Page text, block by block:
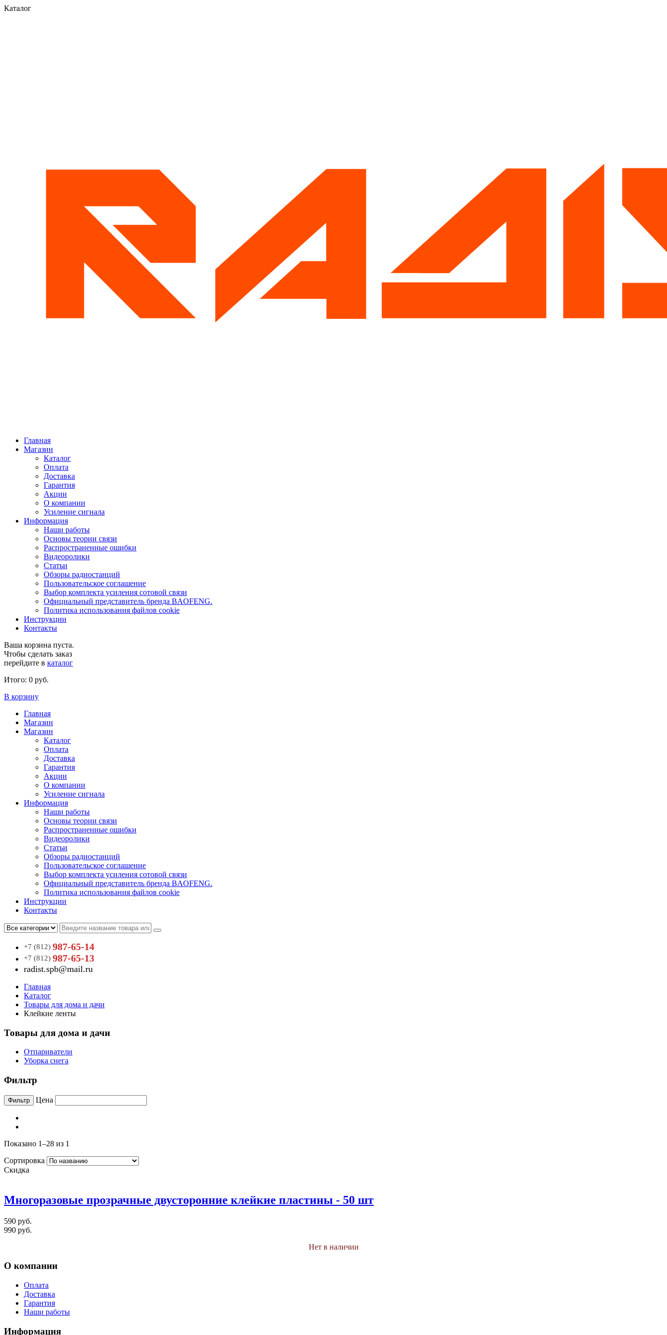
Каталог
Главная
Магазин
Каталог
Оплата
Доставка
Гарантия
Акции
О компании
Усиление сигнала
Информация
Наши работы
Основы теории связи
Распространенные ошибки
Видеоролики
Статьи
Обзоры радиостанций
Пользовательское соглашение
Выбор комплекта усиления сотовой связи
Официальный представитель бренда BAOFENG.
Политика использования файлов cookie
Инструкции
Контакты
Ваша корзина пуста.
Чтобы сделать заказ
перейдите в каталог
Итого: 0 руб.
В корзину
Главная
Магазин
Магазин
Каталог
Оплата
Доставка
Гарантия
Акции
О компании
Усиление сигнала
Информация
Наши работы
Основы теории связи
Распространенные ошибки
Видеоролики
Статьи
Обзоры радиостанций
Пользовательское соглашение
Выбор комплекта усиления сотовой связи
Официальный представитель бренда BAOFENG.
Политика использования файлов cookie
Инструкции
Контакты
+7 (812) 987-65-14
+7 (812) 987-65-13
radist.spb@mail.ru
Главная
Каталог
Товары для дома и дачи
Клейкие ленты
Товары для дома и дачи
Отпариватели
Уборка снега
Фильтр
Цена
Показано 1–28 из 1
Сортировка
Скидка
Многоразовые прозрачные двусторонние клейкие пластины - 50 шт
590 руб.
990 руб.
Нет в наличии
О компании
Оплата
Доставка
Гарантия
Наши работы
Информация